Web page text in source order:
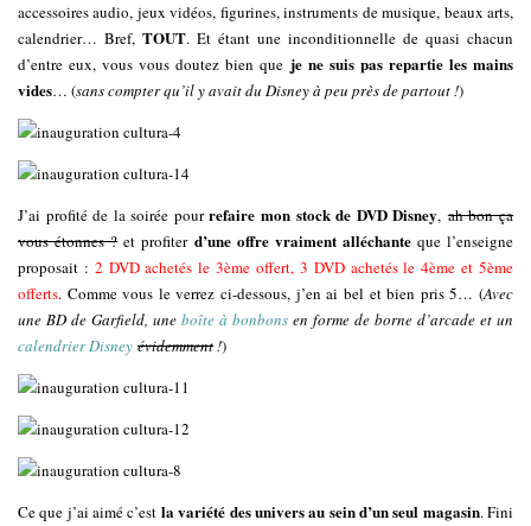
accessoires audio, jeux vidéos, figurines, instruments de musique, beaux arts,
calendrier… Bref, TOUT. Et étant une inconditionnelle de quasi chacun
d’entre eux, vous vous doutez bien que je ne suis pas repartie les mains
vides… (sans compter qu’il y avait du Disney à peu près de partout !)
J’ai profité de la soirée pourrefaire mon stock de DVD Disney,ah bon ça
vous étonnes ?et profiter d’une offre vraiment alléchanteque l’enseigne
proposait : 2 DVD achetés le 3ème offert, 3 DVD achetés le 4ème et 5ème
offerts. Comme vous le verrez ci-dessous, j’en ai bel et bien pris 5… (Avec
une BD de Garfield, une boîte à bonbons en forme de borne d’arcade et un
calendrier Disney évidemment!)
Ce que j’ai aimé c’est la variété des univers au sein d’un seul magasin. Fini